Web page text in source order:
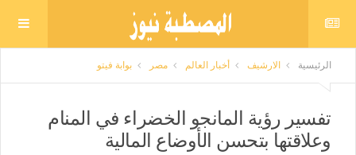
الرئيسية الارشيف أخبار العالم مصر بوابة فيتو
تفسير رؤية المانجو الخضراء في المنام
وعلاقتها بتحسن الأوضاع المالية